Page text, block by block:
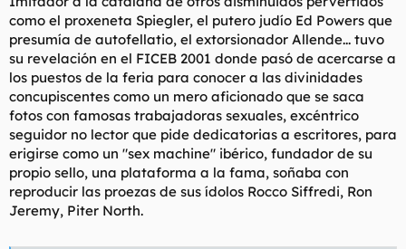
hablado hasta el momento.
como el proxeneta Spiegler, el putero judío Ed Powers que
presumía de autofellatio, el extorsionador Allende... tuvo
su revelación en el FICEB 2001 donde pasó de acercarse a
los puestos de la feria para conocer a las divinidades
concupiscentes como un mero aficionado que se saca
fotos con famosas trabajadoras sexuales, excéntrico
seguidor no lector que pide dedicatorias a escritores, para
erigirse como un "sex machine" ibérico, fundador de su
propio sello, una plataforma a la fama, soñaba con
reproducir las proezas de sus ídolos Rocco Siffredi, Ron
Jeremy, Piter North.